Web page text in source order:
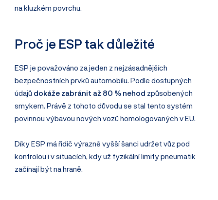
na kluzkém povrchu.
Proč je ESP tak důležité
ESP je považováno za jeden z nejzásadnějších
bezpečnostních prvků automobilu. Podle dostupných
údajů dokáže zabránit až 80 % nehod způsobených
smykem. Právě z tohoto důvodu se stal tento systém
povinnou výbavou nových vozů homologovaných v EU.
Díky ESP má řidič výrazně vyšší šanci udržet vůz pod
kontrolou i v situacích, kdy už fyzikální limity pneumatik
začínají být na hraně.